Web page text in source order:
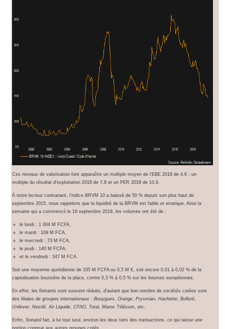
Ces niveaux de valorisation font apparaître un multiple moyen de l'EBE 2018 de 4,6 ; un
multiple du résultat d'exploitation 2018 de 7,8 et un PER 2018 de 10,9.
À notre lecteur contrariant, l'indice BRVM 10 a baissé de 50 % depuis son plus haut de
septembre 2015, nous rappelons que la liquidité de la BRVM est faible et erratique. Ainsi la
semaine qui a commencé le 16 septembre 2019, les volumes ont été de :
le lundi : 1 004 M FCFA,
le mardi : 109 M FCA,
le mercredi : 73 M FCA,
le jeudi : 140 M FCFA,
et le vendredi : 347 M FCA.
Soit une moyenne quotidienne de 335 M FCFA ou 0,5 M €, soit encore 0,01 à 0,02 % de la
capitalisation boursière de la place, contre 0,3 % à 0,5 % sur les bourses européennes.
En effet, les flottants sont souvent réduits, d'autant que bon nombre de sociétés cotées sont
des filiales de groupes internationaux : Bouygues, Orange, Prysmian, Hachette, Bolloré,
Unilever, Nestlé,Air Liquide, CFAO, Total, Maroc Télécom, etc.
Enfin, Sonatel fait, à lui tout seul, environ les deux tiers des transactions, ce qui laisse une